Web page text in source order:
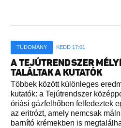
TUDOMÁNY KEDD 17:01
A TEJÚTRENDSZER
TALÁLTAK A KUTATÓK
Többek között különleges
kutatók: a Tejútrendszer
óriási gázfelhőben felfedeztek
az eritrózt, amely nemcsak
barnító krémekben is